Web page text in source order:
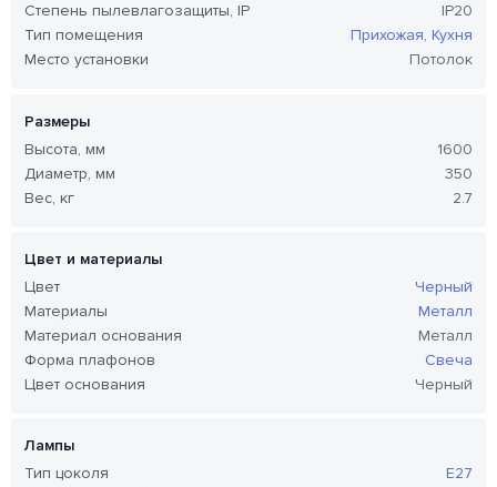
Степень пылевлагозащиты, IP
IP20
Тип помещения
Прихожая, Кухня
Место установки
Потолок
Размеры
Высота, мм
1600
Диаметр, мм
350
Вес, кг
2.7
Цвет и материалы
Цвет
Черный
Материалы
Металл
Материал основания
Металл
Форма плафонов
Свеча
Цвет основания
Черный
Лампы
Тип цоколя
E27